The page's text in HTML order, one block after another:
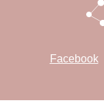
Facebook